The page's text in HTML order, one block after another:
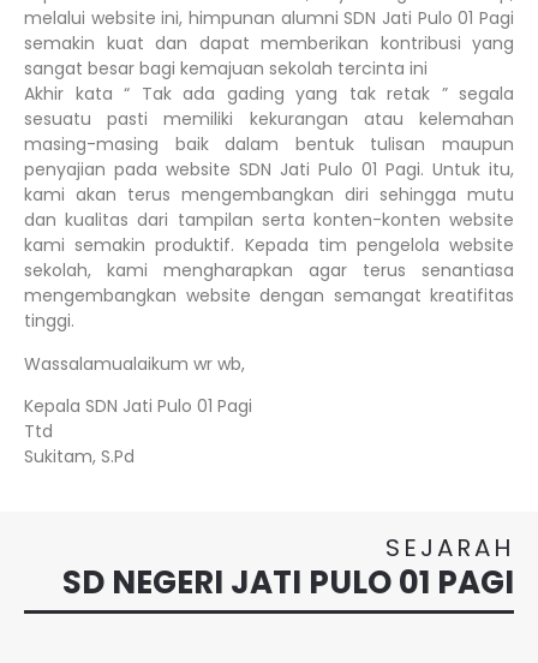
melalui website ini, himpunan alumni SDN Jati Pulo 01 Pagi
semakin kuat dan dapat memberikan kontribusi yang
sangat besar bagi kemajuan sekolah tercinta ini
Akhir kata “ Tak ada gading yang tak retak ” segala
sesuatu pasti memiliki kekurangan atau kelemahan
masing-masing baik dalam bentuk tulisan maupun
penyajian pada website SDN Jati Pulo 01 Pagi. Untuk itu,
kami akan terus mengembangkan diri sehingga mutu
dan kualitas dari tampilan serta konten-konten website
kami semakin produktif. Kepada tim pengelola website
sekolah, kami mengharapkan agar terus senantiasa
mengembangkan website dengan semangat kreatifitas
tinggi.
Wassalamualaikum wr wb,
Kepala SDN Jati Pulo 01 Pagi
Ttd
Sukitam, S.Pd
SEJARAH
SD NEGERI JATI PULO 01 PAGI